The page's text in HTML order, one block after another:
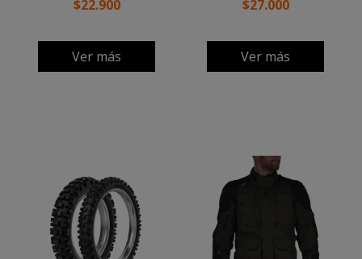
$22.900
Ver más
$27.000
Ver más